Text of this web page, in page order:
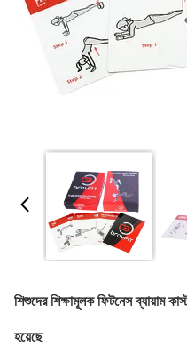
শিশুদের শিক্ষামূলক ফিটনেস ব্যায়াম
হয়েছে